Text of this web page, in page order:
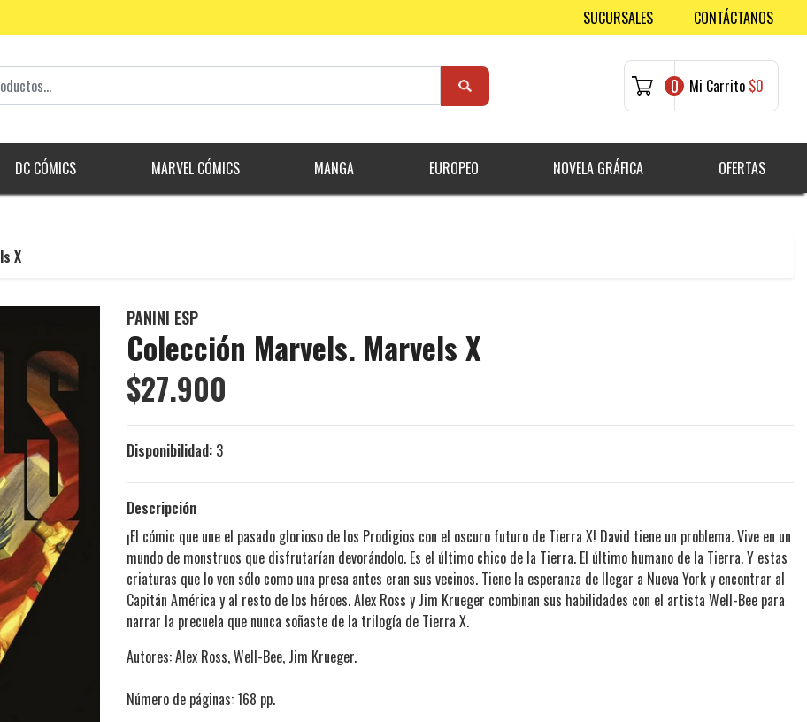
SUCURSALES CONTÁCTANOS
0 Mi Carrito $0
DC CÓMICS MARVEL CÓMICS MANGA EUROPEO NOVELA GRÁFICA OFERTAS
X
PANINI ESP
Colección Marvels. Marvels X
$27.900
Disponibilidad: 3
Descripción
¡El cómic que une el pasado glorioso de los Prodigios con el oscuro futuro de Tierra X! David tiene un problema. Vive en un
mundo de monstruos que disfrutarían devorándolo. Es el último chico de la Tierra. El último humano de la Tierra. Y estas
criaturas que lo ven sólo como una presa antes eran sus vecinos. Tiene la esperanza de llegar a Nueva York y encontrar al
Capitán América y al resto de los héroes. Alex Ross y Jim Krueger combinan sus habilidades con el artista Well-Bee para
narrar la precuela que nunca soñaste de la trilogía de Tierra X.
Autores: Alex Ross, Well-Bee, Jim Krueger.
Número de páginas: 168 pp.